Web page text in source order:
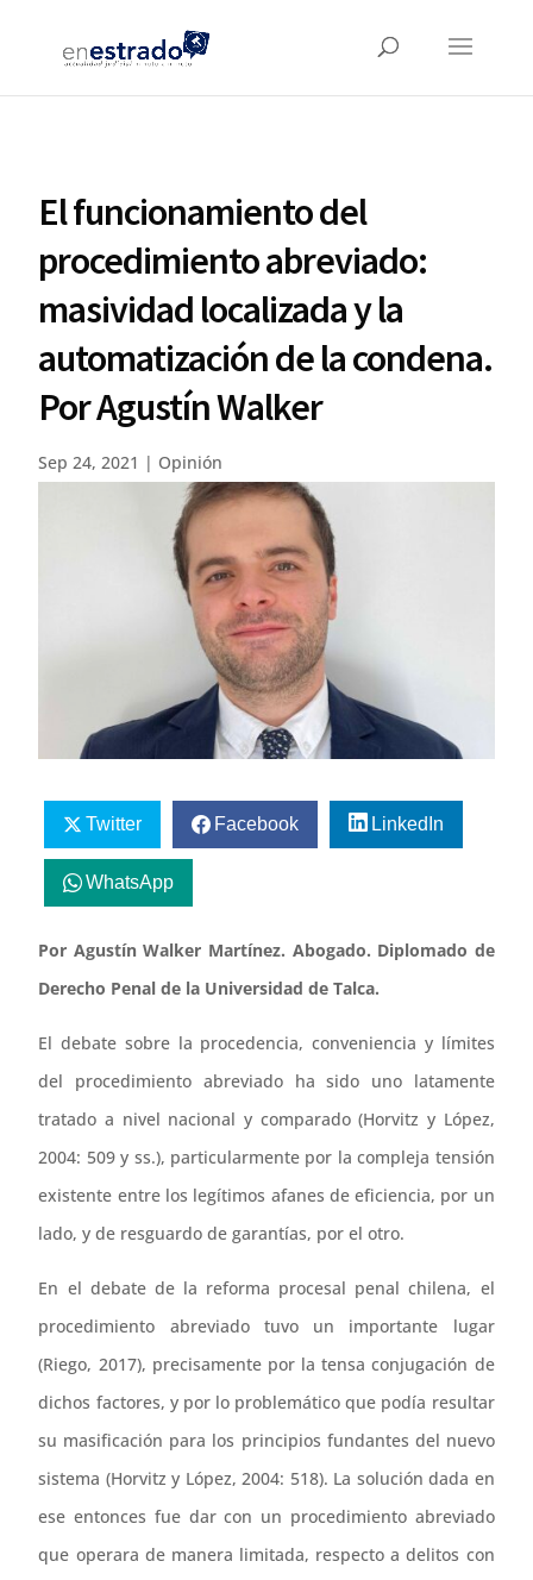
El funcionamiento del
procedimiento abreviado:
masividad localizada y la
automatización de la condena.
Por Agustín Walker
Sep 24, 2021 | Opinión
Twitter Facebook LinkedIn
WhatsApp
Por Agustín Walker Martínez. Abogado. Diplomado de
Derecho Penal de la Universidad de Talca.
El debate sobre la procedencia, conveniencia y límites
del procedimiento abreviado ha sido uno latamente
tratado a nivel nacional y comparado (Horvitz y López,
2004: 509 y ss.), particularmente por la compleja tensión
existente entre los legítimos afanes de eficiencia, por un
lado, y de resguardo de garantías, por el otro.
En el debate de la reforma procesal penal chilena, el
procedimiento abreviado tuvo un importante lugar
(Riego, 2017), precisamente por la tensa conjugación de
dichos factores, y por lo problemático que podía resultar
su masificación para los principios fundantes del nuevo
sistema (Horvitz y López, 2004: 518). La solución dada en
ese entonces fue dar con un procedimiento abreviado
que operara de manera limitada, respecto a delitos con